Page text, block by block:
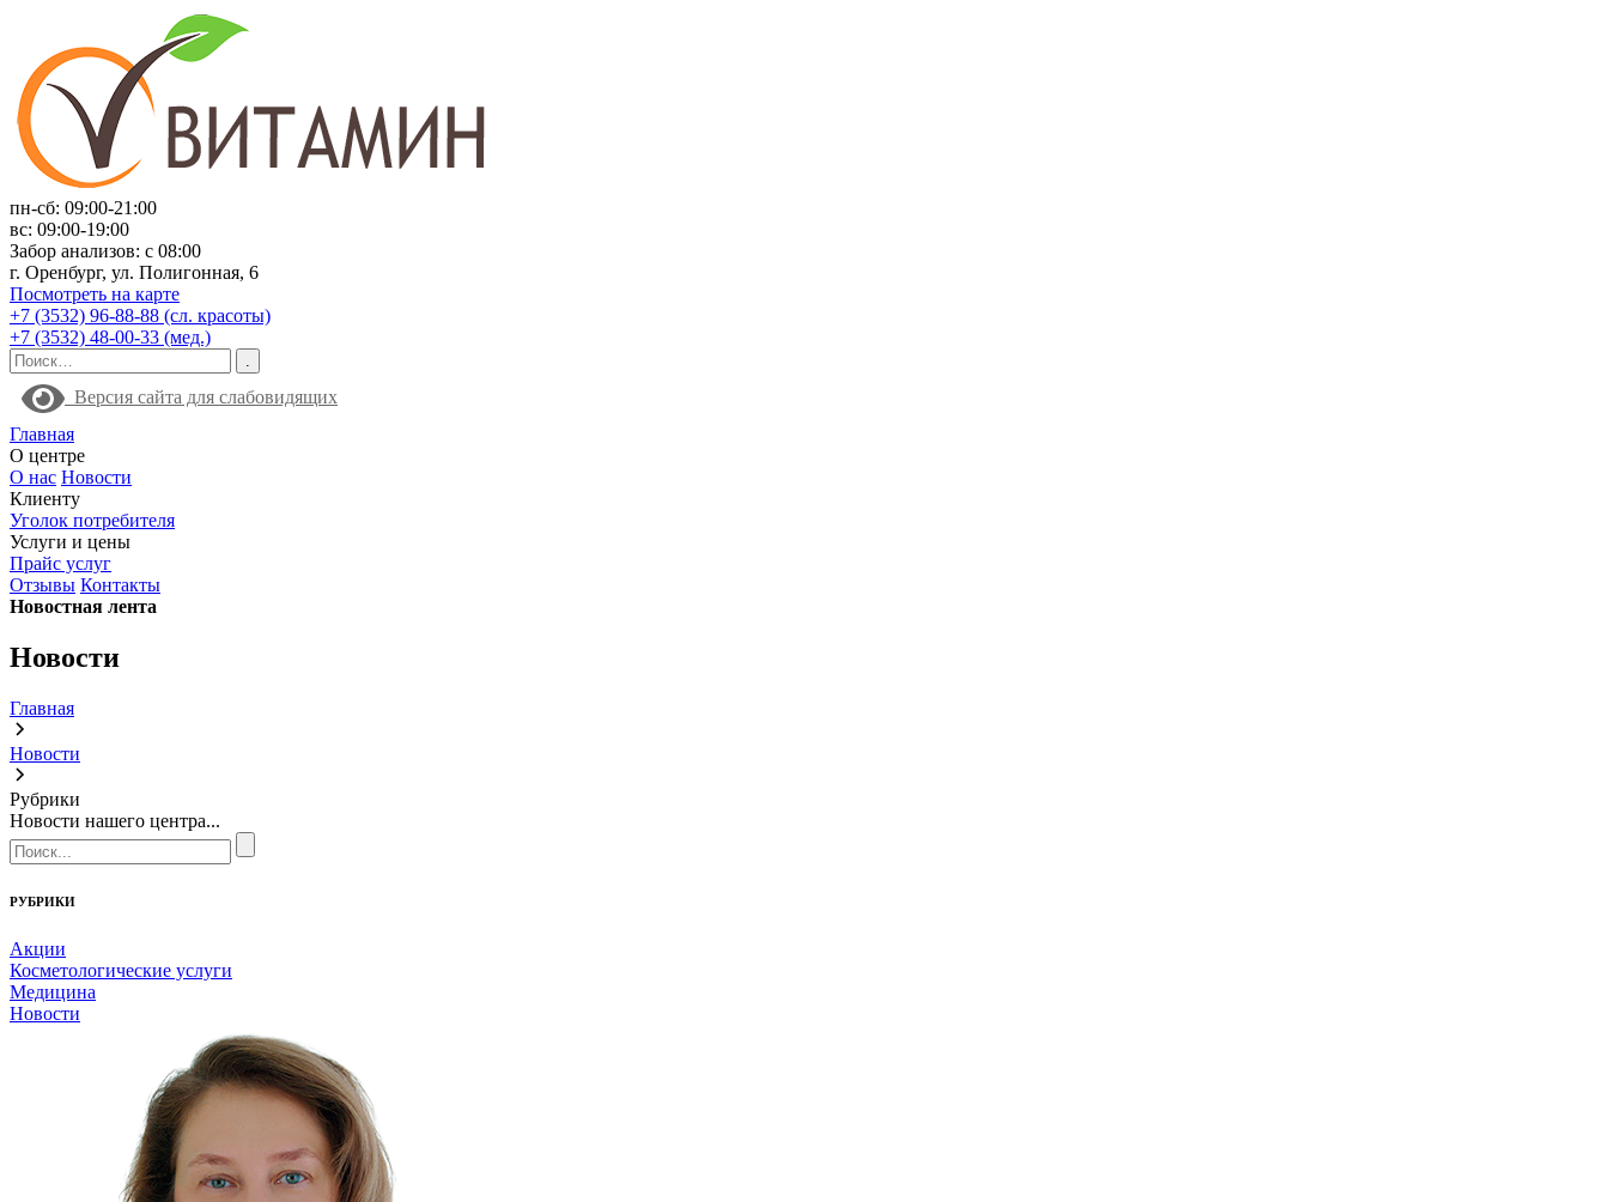
пн-сб: 09:00-21:00
вс: 09:00-19:00
Забор анализов: с 08:00
г. Оренбург, ул. Полигонная, 6
Посмотреть на карте
+7 (3532) 96-88-88 (сл. красоты)
+7 (3532) 48-00-33 (мед.)
Версия сайта для слабовидящих
Главная
О центре
О нас Новости
Клиенту
Уголок потребителя
Услуги и цены
Прайс услуг
Отзывы Контакты
Новостная лента
Новости
Главная
Новости
Рубрики
Новости нашего центра...
РУБРИКИ
Акции
Косметологические услуги
Медицина
Новости